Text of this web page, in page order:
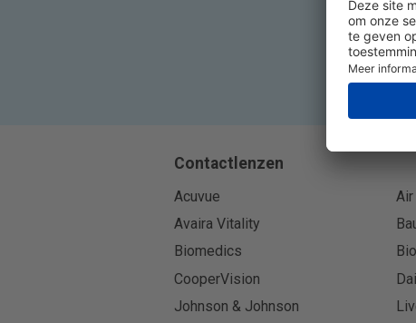
Contactlenzen
Acuvue
Avaira Vitality
Biomedics
CooperVision
Johnson & Johnson